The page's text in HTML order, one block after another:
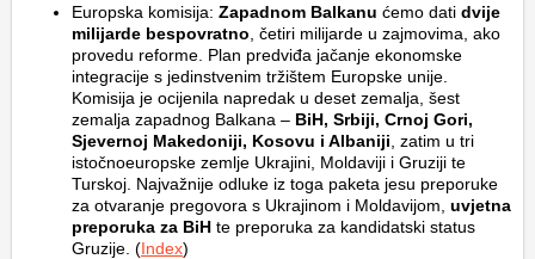
Europska komisija: Zapadnom Balkanu ćemo dati dvije
milijarde bespovratno , četiri milijarde u zajmovima, ako
provedu reforme. Plan predviđa jačanje ekonomske
integracije s jedinstvenim tržištem Europske unije.
Komisija je ocijenila napredak u deset zemalja, šest
zemalja zapadnog Balkana – BiH, Srbiji, Crnoj Gori,
Sjevernoj Makedoniji, Kosovu i Albaniji , zatim u tri
istočnoeuropske zemlje Ukrajini, Moldaviji i Gruziji te
Turskoj. Najvažnije odluke iz toga paketa jesu preporuke
za otvaranje pregovora s Ukrajinom i Moldavijom, uvjetna
preporuka za BiH te preporuka za kandidatski status
Gruzije. (Index)